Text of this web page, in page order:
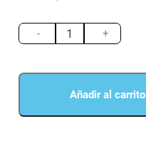
-
-
Dedo
N1
ancha
+
Añadir al carrito